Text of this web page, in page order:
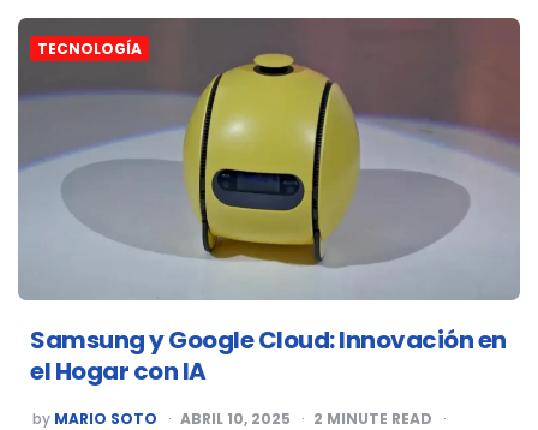
TECNOLOGÍA
Samsung y Google Cloud: Innovación en
el Hogar con IA
POSTED
by MARIO SOTO ABRIL 10, 2025 2 MINUTE READ